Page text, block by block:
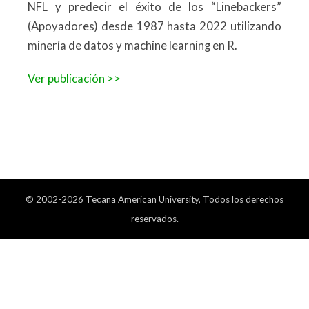
NFL y predecir el éxito de los “Linebackers”
(Apoyadores) desde 1987 hasta 2022 utilizando
minería de datos y machine learning en R.
Ver publicación >>
© 2002-2026 Tecana American University, Todos los derechos
reservados.